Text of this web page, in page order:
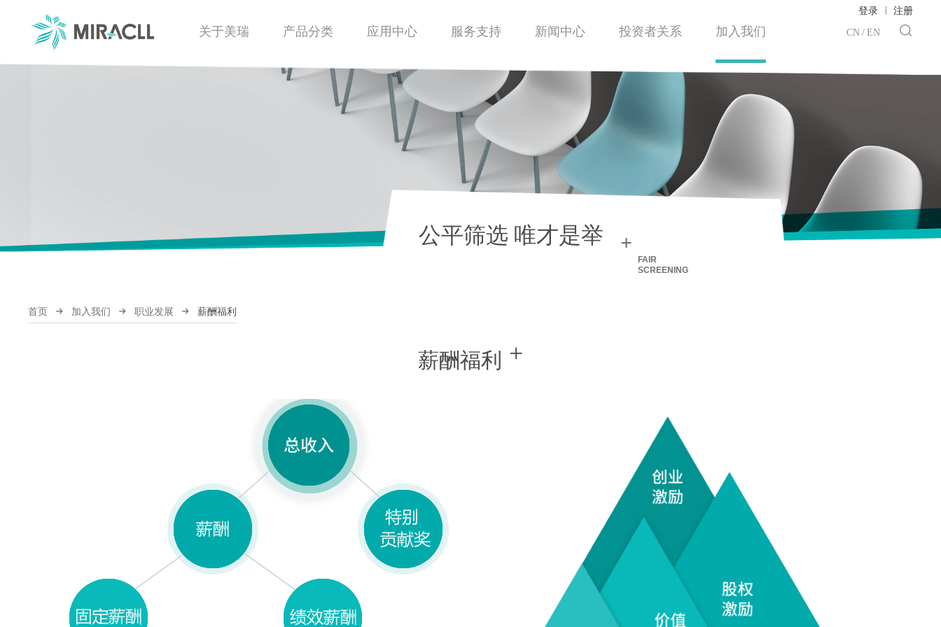
登录 注册
CN / EN
关于美瑞 产品分类 应用中心 服务支持 新闻中心 投资者关系 加入我们
公平筛选 唯才是举 +
FAIR
SCREENING
首页 加入我们 职业发展 薪酬福利
薪酬福利 +